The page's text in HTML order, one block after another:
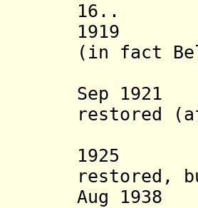
16..
1919
(in fact
Sep
restored
1925
restored,
Aug